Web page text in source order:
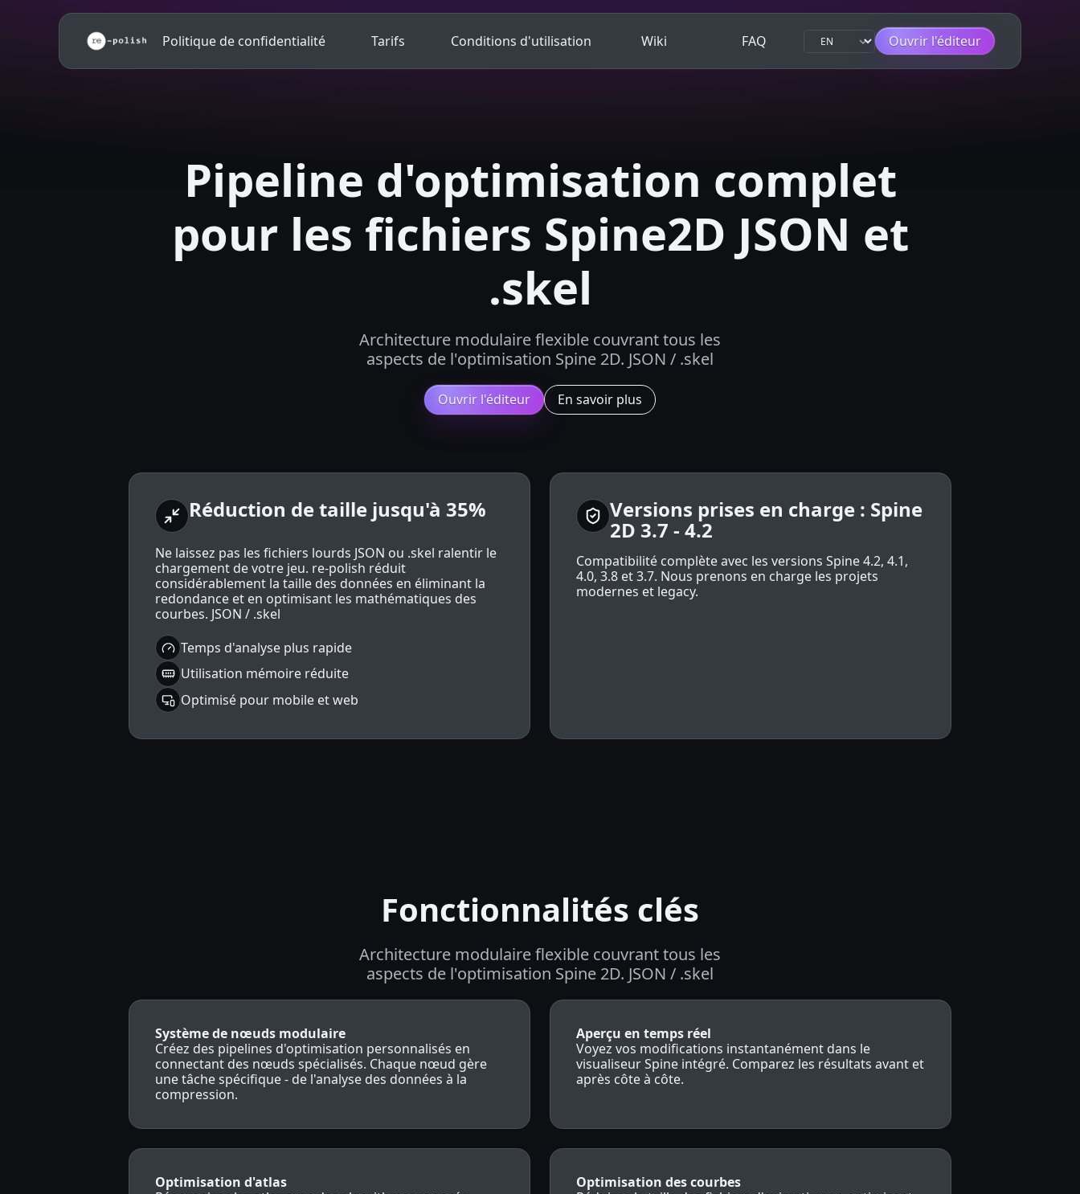
Politique de confidentialité Tarifs Conditions d'utilisation Wiki FAQ Ouvrir l'éditeur
Pipeline d'optimisation complet
pour les fichiers Spine2D JSON et
.skel
Architecture modulaire flexible couvrant tous les
aspects de l'optimisation Spine 2D. JSON / .skel
Ouvrir l'éditeur En savoir plus
Réduction de taille jusqu'à 35%
Ne laissez pas les fichiers lourds JSON ou .skel ralentir le
chargement de votre jeu. re-polish réduit
considérablement la taille des données en éliminant la
redondance et en optimisant les mathématiques des
courbes. JSON / .skel
Temps d'analyse plus rapide
Utilisation mémoire réduite
Optimisé pour mobile et web
Versions prises en charge : Spine
2D 3.7 - 4.2
Compatibilité complète avec les versions Spine 4.2, 4.1,
4.0, 3.8 et 3.7. Nous prenons en charge les projets
modernes et legacy.
Fonctionnalités clés
Architecture modulaire flexible couvrant tous les
aspects de l'optimisation Spine 2D. JSON / .skel
Système de nœuds modulaire
Créez des pipelines d'optimisation personnalisés en
connectant des nœuds spécialisés. Chaque nœud gère
une tâche spécifique - de l'analyse des données à la
compression.
Aperçu en temps réel
Voyez vos modifications instantanément dans le
visualiseur Spine intégré. Comparez les résultats avant et
après côte à côte.
Optimisation d'atlas
Optimisation des courbes